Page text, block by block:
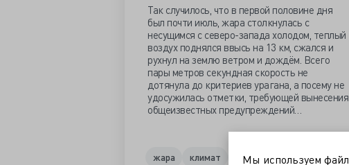
Так случилось, что в первой половине дня
был почти июль, жара столкнулась с
несущимся с северо-запада холодом, теплый
воздух поднялся ввысь на 13 км, сжался и
рухнул на землю ветром и дождём. Всего
пары метров секундная скорость не
дотянула до критериев урагана, а посему не
удосужилась отметки, требующей вынесения
общеизвестных предупреждений…
жара климат метеозависимость
Мы используем